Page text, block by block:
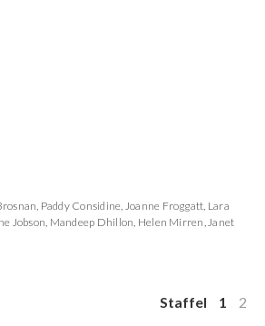
, Paddy Considine, Joanne Froggatt, Lara
Jobson, Mandeep Dhillon, Helen Mirren,Janet
Staffel 1 2